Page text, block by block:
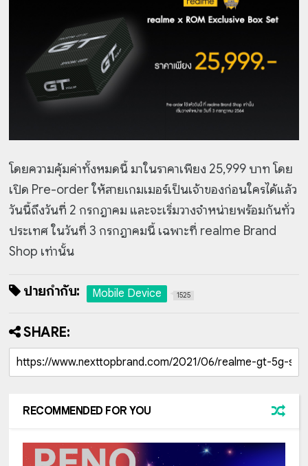
โดยความคุ้มค่าทั้งหมดนี้ มาในราคาเพียง 25,999 บาท โดย
เปิด Pre-order ให้สายเกมเมอร์เป็นเจ้าของก่อนใครได้แล้ว
วันนี้ถึงวันที่ 2 กรกฎาคม และจะเริ่มวางจำหน่ายพร้อมกันทั่ว
ประเทศ ในวันที่ 3 กรกฎาคมนี้ เฉพาะที่ realme Brand
Shop เท่านั้น
ป้ายกำกับ: Mobile Device 1525
SHARE:
RECOMMENDED FOR YOU